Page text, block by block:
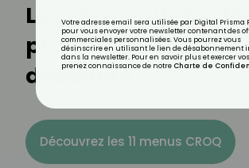
Le seitan :
protéinée végétale
découvrir
Découvrez les 11 menus CROQ
Votre adresse email sera utilisée par Digital Prisma
pour vous envoyer votre newsletter contenant des
commerciales personnalisées. Vous pourrez vous
désinscrire en utilisant le lien de désabonnement
dans la newsletter. Pour en savoir plus et exercer
prenez connaissance de notre Charte de